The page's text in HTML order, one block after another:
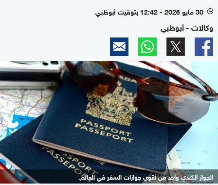
l 30 مايو 2026 - 12:42 بتوقيت أبوظبي
وكالات - أبوظبي
الجواز الكندي واحد من أقوى جوازات السفر في العالم.